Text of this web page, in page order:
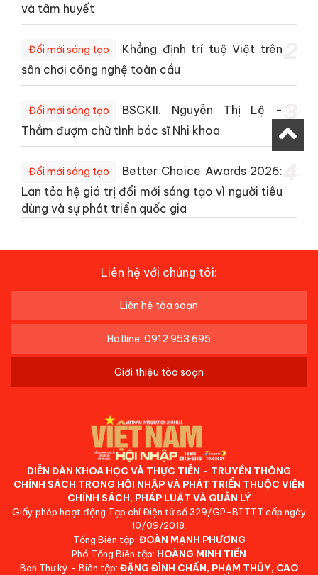
và tâm huyết
Đổi mới sáng tạo
Khẳng định trí tuệ Việt trên
sân chơi công nghệ toàn cầu
Đổi mới sáng tạo
BSCKII. Nguyễn Thị Lệ -
Thắm đượm chữ tình bác sĩ Nhi khoa
3
Đổi mới sáng tạo
Better Choice Awards 2026:
Lan tỏa hệ giá trị đổi mới sáng tạo vì người tiêu
dùng và sự phát triển quốc gia
Liên hệ với chúng tôi:
Liên hệ tòa soạn
Hotline: 0912 953 695
Giới thiệu tòa soạn
DIỄN ĐÀN KHOA HỌC VÀ THỰC TIỄN - TRUYỀN THÔNG
CHÍNH SÁCH TRONG HỘI NHẬP VÀ PHÁT TRIỂN THUỘC VIỆN
CHÍNH SÁCH, PHÁP LUẬT VÀ QUẢN LÝ
Giấy phép hoạt động Tạp chí Điện tử số 329/GP-BTTTT cấp ngày
10/09/2018.
Tổng Biên tập: ĐOÀN MẠNH PHƯƠNG
Phó Tổng Biên tập: HOÀNG MINH TIẾN
Ban Thư ký - Biên tập: ĐẶNG ĐÌNH CHẤN, PHẠM THỦY, CAO